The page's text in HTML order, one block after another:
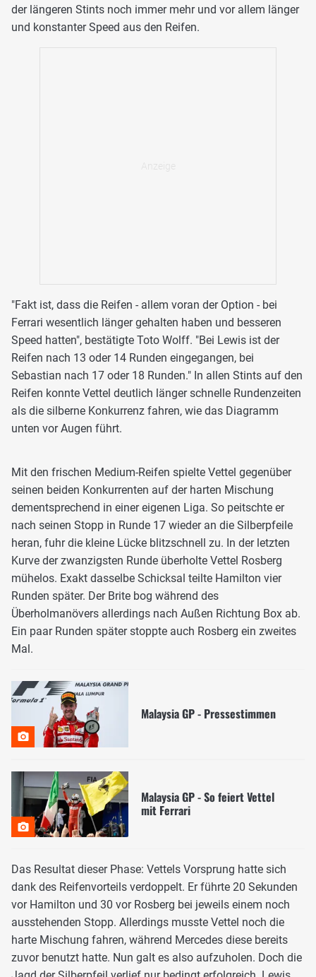
der längeren Stints noch immer mehr und vor allem länger
und konstanter Speed aus den Reifen.
"Fakt ist, dass die Reifen - allem voran der Option - bei
Ferrari wesentlich länger gehalten haben und besseren
Speed hatten", bestätigte Toto Wolff. "Bei Lewis ist der
Reifen nach 13 oder 14 Runden eingegangen, bei
Sebastian nach 17 oder 18 Runden." In allen Stints auf den
Reifen konnte Vettel deutlich länger schnelle Rundenzeiten
als die silberne Konkurrenz fahren, wie das Diagramm
unten vor Augen führt.
Mit den frischen Medium-Reifen spielte Vettel gegenüber
seinen beiden Konkurrenten auf der harten Mischung
dementsprechend in einer eigenen Liga. So peitschte er
nach seinen Stopp in Runde 17 wieder an die Silberpfeile
heran, fuhr die kleine Lücke blitzschnell zu. In der letzten
Kurve der zwanzigsten Runde überholte Vettel Rosberg
mühelos. Exakt dasselbe Schicksal teilte Hamilton vier
Runden später. Der Brite bog während des
Überholmanövers allerdings nach Außen Richtung Box ab.
Ein paar Runden später stoppte auch Rosberg ein zweites
Mal.
Malaysia GP - Pressestimmen
Malaysia GP - So feiert Vettel
mit Ferrari
Das Resultat dieser Phase: Vettels Vorsprung hatte sich
dank des Reifenvorteils verdoppelt. Er führte 20 Sekunden
vor Hamilton und 30 vor Rosberg bei jeweils einem noch
ausstehenden Stopp. Allerdings musste Vettel noch die
harte Mischung fahren, während Mercedes diese bereits
zuvor benutzt hatte. Nun galt es also aufzuholen. Doch die